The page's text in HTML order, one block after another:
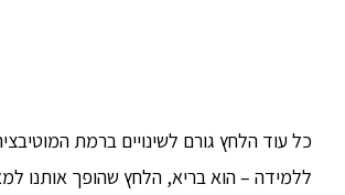
כל עוד הלחץ גורם לשינויים ברמת
ללמידה – הוא בריא, הלחץ שהופך אותנו